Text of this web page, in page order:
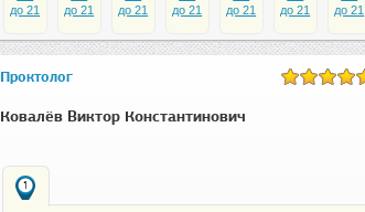
до 21
до 21
до 21
до 21
до 21
до 21
до 21
Проктолог
Ковалёв Виктор Константинович
1